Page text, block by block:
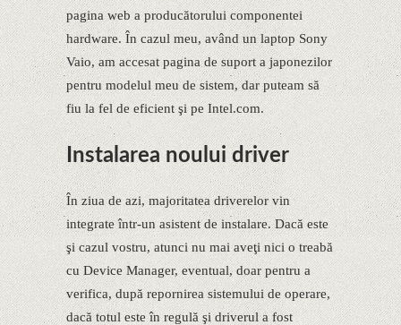
pagina web a producătorului componentei
hardware. În cazul meu, având un laptop Sony
Vaio, am accesat pagina de suport a japonezilor
pentru modelul meu de sistem, dar puteam să
fiu la fel de eficient şi pe Intel.com.
Instalarea noului driver
În ziua de azi, majoritatea driverelor vin
integrate într-un asistent de instalare. Dacă este
şi cazul vostru, atunci nu mai aveţi nici o treabă
cu Device Manager, eventual, doar pentru a
verifica, după repornirea sistemului de operare,
dacă totul este în regulă şi driverul a fost